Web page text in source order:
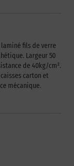
laminé fils de verre
Largeur 50
de 40kg/cm².
carton et
mécanique.